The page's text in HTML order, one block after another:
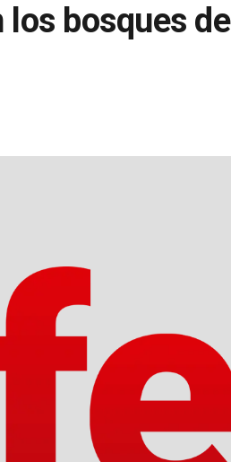
bosques de